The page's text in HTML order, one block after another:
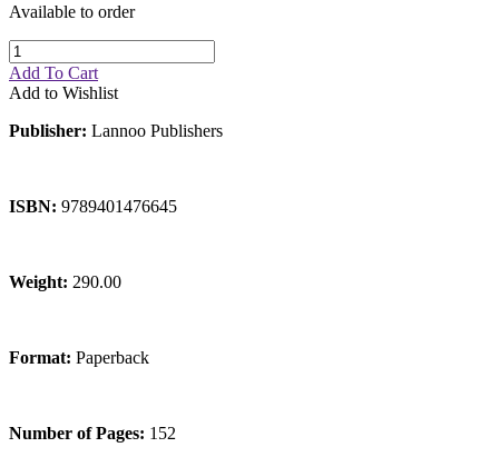
Available to order
Add To Cart
Add to Wishlist
Publisher: Lannoo Publishers
ISBN: 9789401476645
Weight: 290.00
Format: Paperback
Number of Pages: 152